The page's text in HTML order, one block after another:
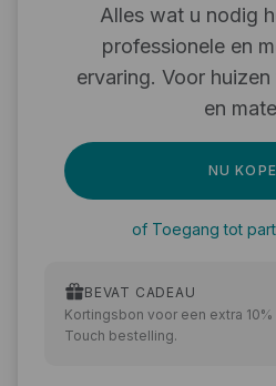
Alles wat u nodig
professionele en
ervaring. Voor
en
NU
of Toegang tot
BEVAT CADEAU
Kortingsbon voor een extra
Touch bestelling.